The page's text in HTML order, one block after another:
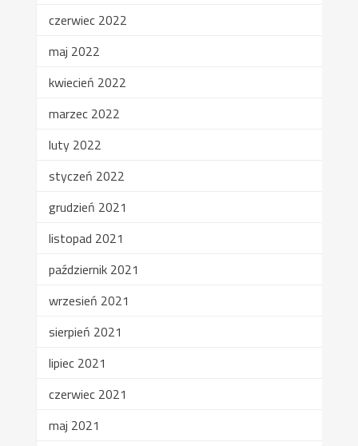
czerwiec 2022
maj 2022
kwiecień 2022
marzec 2022
luty 2022
styczeń 2022
grudzień 2021
listopad 2021
październik 2021
wrzesień 2021
sierpień 2021
lipiec 2021
czerwiec 2021
maj 2021